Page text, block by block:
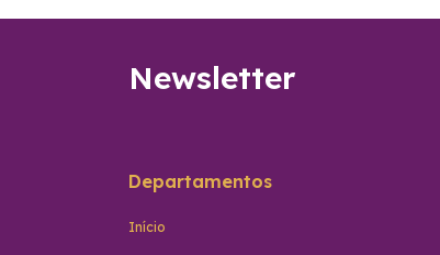
Newsletter
Departamentos
Início